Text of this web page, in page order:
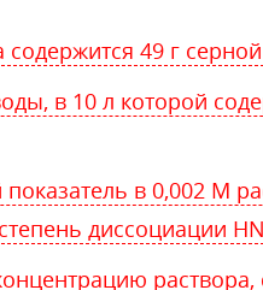
49 г
в 10 л которой
в 0,002 М
диссоциации